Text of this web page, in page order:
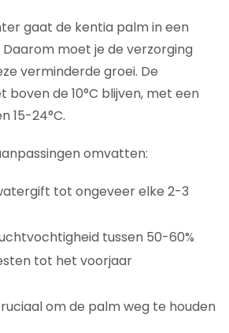
gaat de kentia palm in een
moet je de verzorging
verminderde groei. De
de 10°C blijven, met een
15-24°C.
omvatten:
tot ongeveer elke 2-3
tussen 50-60%
tot het voorjaar
om de palm weg te houden